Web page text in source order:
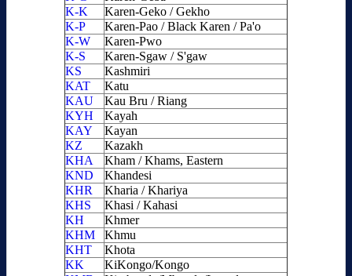
K-K
Karen-Geko / Gekho
K-P
Karen-Pao / Black Karen / Pa'o
K-W
Karen-Pwo
K-S
Karen-Sgaw / S'gaw
KS
Kashmiri
KAT
Katu
KAU
Kau Bru / Riang
KYH
Kayah
KAY
Kayan
KZ
Kazakh
KHA
Kham / Khams, Eastern
KND
Khandesi
KHR
Kharia / Khariya
KHS
Khasi / Kahasi
KH
Khmer
KHM
Khmu
KHT
Khota
KK
KiKongo/Kongo